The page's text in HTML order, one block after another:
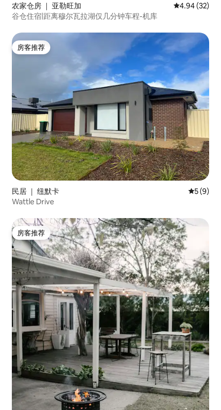
农家仓房 ｜ 亚勒旺加 平均评分
4.94 (32)
谷仓住宿|距离穆尔瓦拉湖仅几分钟车程-机库
房客推荐
房客推荐
民居 ｜ 纽默卡 平均评分
5 (9)
Wattle Drive
房客推荐
房客推荐